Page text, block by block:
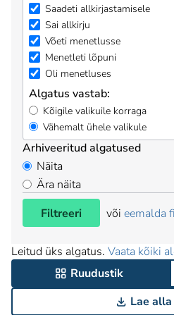
Saadeti allkirjastamisele
Sai allkirju
Võeti menetlusse
Menetleti lõpuni
Oli menetluses
Algatus vastab:
Kõigile valikuile korraga
Vähemalt ühele valikule
Arhiveeritud algatused
Näita
Ära näita
Filtreeri
või eemalda
Leitud üks algatus. Vaata kõiki
Ruudustik
Lae alla